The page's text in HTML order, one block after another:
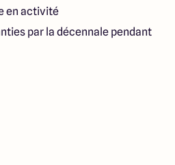
en activité
par la décennale pendant